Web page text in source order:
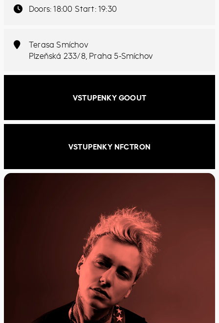
Doors: 18:00 Start: 19:30
Terasa Smíchov
Plzeňská 233/8, Praha 5-Smíchov
VSTUPENKY GOOUT
VSTUPENKY NFCTRON